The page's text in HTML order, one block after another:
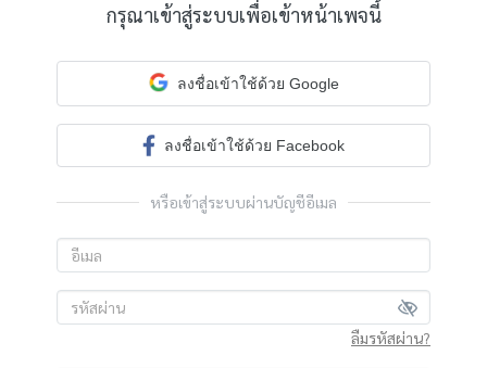
กรุณาเข้าสู่ระบบเพื่อเข้าหน้าเพจนี้
ลงชื่อเข้าใช้ด้วย Google
ลงชื่อเข้าใช้ด้วย Facebook
หรือเข้าสู่ระบบผ่านบัญชีอีเมล
ลืมรหัสผ่าน?